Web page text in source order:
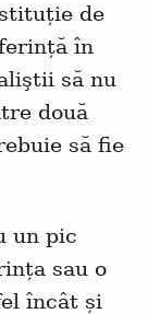
de
în
să nu
două
să fie
un pic
sau o
încât și